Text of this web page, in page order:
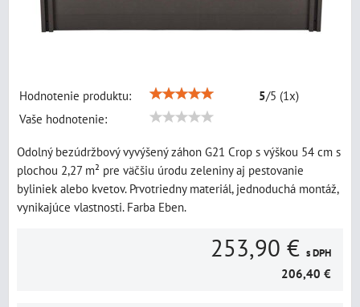
Hodnotenie produktu: 5/5 (1x)
Vaše hodnotenie:
Odolný bezúdržbový vyvýšený záhon G21 Crop s výškou 54 cm s
plochou 2,27 m² pre väčšiu úrodu zeleniny aj pestovanie
byliniek alebo kvetov. Prvotriedny materiál, jednoduchá montáž,
vynikajúce vlastnosti. Farba Eben.
253,90 € s DPH
206,40 €